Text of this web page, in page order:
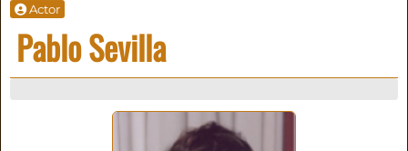
Actor
Pablo Sevilla